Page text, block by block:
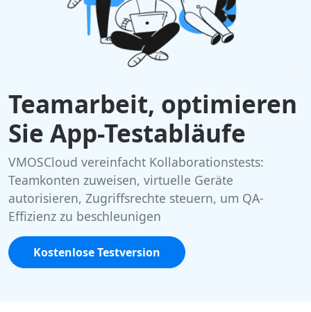
Teamarbeit, optimieren
Sie App-Testabläufe
VMOSCloud vereinfacht Kollaborationstests:
Teamkonten zuweisen, virtuelle Geräte
autorisieren, Zugriffsrechte steuern, um QA-
Effizienz zu beschleunigen
Kostenlose Testversion